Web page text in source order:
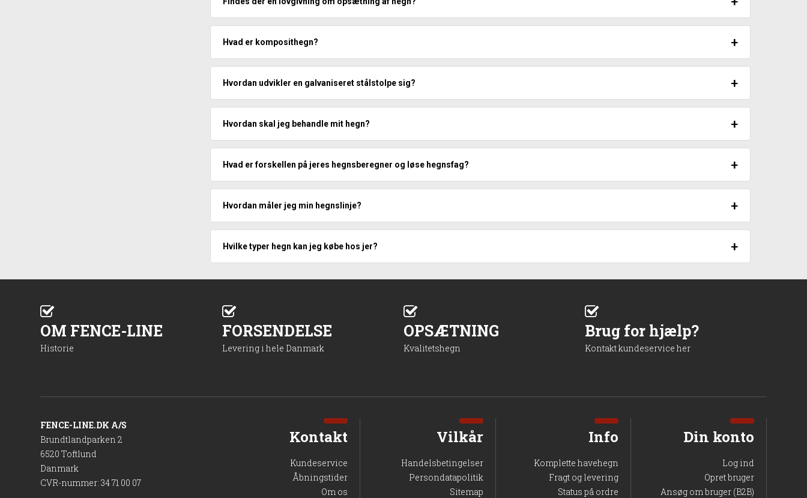
Hvad er komposithegn?
Hvordan udvikler en galvaniseret stålstolpe sig?
Hvordan skal jeg behandle mit hegn?
Hvad er forskellen på jeres hegnsberegner og løse hegnsfag?
Hvordan måler jeg min hegnslinje?
Hvilke typer hegn kan jeg købe hos jer?
OM FENCE-LINE
Historie
FORSENDELSE
Levering i hele Danmark
OPSÆTNING
Kvalitetshegn
Brug for hjælp?
Kontakt kundeservice her
FENCE-LINE.DK A/S
Brundtlandparken 2
6520 Toftlund
Danmark
CVR-nummer: 34 71 00 07
Kontakt
Kundeservice
Åbningstider
Om os
Vilkår
Handelsbetingelser
Persondatapolitik
Sitemap
Info
Komplette havehegn
Fragt og levering
Status på ordre
Din konto
Log ind
Opret bruger
Ansøg om bruger (B2B)